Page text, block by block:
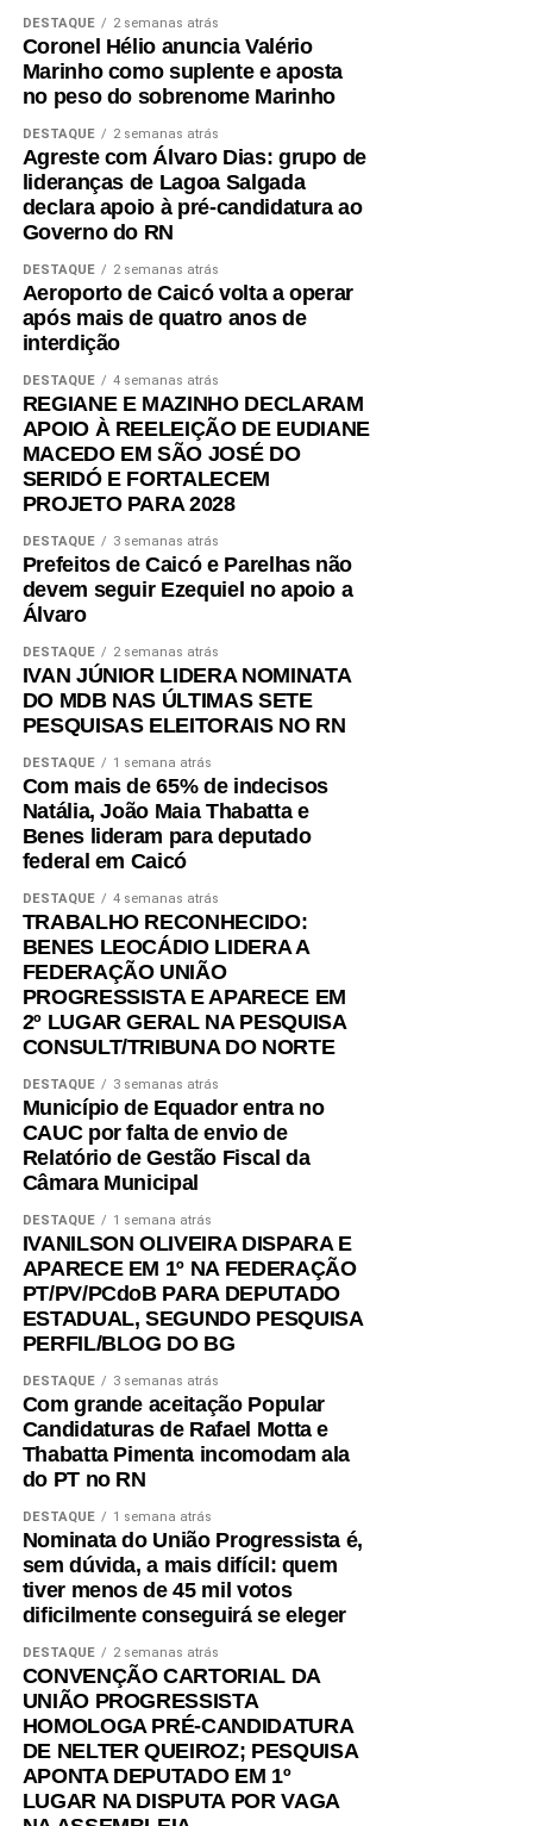
DESTAQUE 2 semanas atrás
Coronel Hélio anuncia Valério
Marinho como suplente e aposta
no peso do sobrenome Marinho
DESTAQUE 2 semanas atrás
Agreste com Álvaro Dias: grupo de
lideranças de Lagoa Salgada
declara apoio à pré-candidatura ao
Governo do RN
DESTAQUE 2 semanas atrás
Aeroporto de Caicó volta a operar
após mais de quatro anos de
interdição
DESTAQUE 4 semanas atrás
REGIANE E MAZINHO DECLARAM
APOIO À REELEIÇÃO DE EUDIANE
MACEDO EM SÃO JOSÉ DO
SERIDÓ E FORTALECEM
PROJETO PARA 2028
DESTAQUE 3 semanas atrás
Prefeitos de Caicó e Parelhas não
devem seguir Ezequiel no apoio a
Álvaro
DESTAQUE 2 semanas atrás
IVAN JÚNIOR LIDERA NOMINATA
DO MDB NAS ÚLTIMAS SETE
PESQUISAS ELEITORAIS NO RN
DESTAQUE 1 semana atrás
Com mais de 65% de indecisos
Natália, João Maia Thabatta e
Benes lideram para deputado
federal em Caicó
DESTAQUE 4 semanas atrás
TRABALHO RECONHECIDO:
BENES LEOCÁDIO LIDERA A
FEDERAÇÃO UNIÃO
PROGRESSISTA E APARECE EM
2º LUGAR GERAL NA PESQUISA
CONSULT/TRIBUNA DO NORTE
DESTAQUE 3 semanas atrás
Município de Equador entra no
CAUC por falta de envio de
Relatório de Gestão Fiscal da
Câmara Municipal
DESTAQUE 1 semana atrás
IVANILSON OLIVEIRA DISPARA E
APARECE EM 1º NA FEDERAÇÃO
PT/PV/PCdoB PARA DEPUTADO
ESTADUAL, SEGUNDO PESQUISA
PERFIL/BLOG DO BG
DESTAQUE 3 semanas atrás
Com grande aceitação Popular
Candidaturas de Rafael Motta e
Thabatta Pimenta incomodam ala
do PT no RN
DESTAQUE 1 semana atrás
Nominata do União Progressista é,
sem dúvida, a mais difícil: quem
tiver menos de 45 mil votos
dificilmente conseguirá se eleger
DESTAQUE 2 semanas atrás
CONVENÇÃO CARTORIAL DA
UNIÃO PROGRESSISTA
HOMOLOGA PRÉ-CANDIDATURA
DE NELTER QUEIROZ; PESQUISA
APONTA DEPUTADO EM 1º
LUGAR NA DISPUTA POR VAGA